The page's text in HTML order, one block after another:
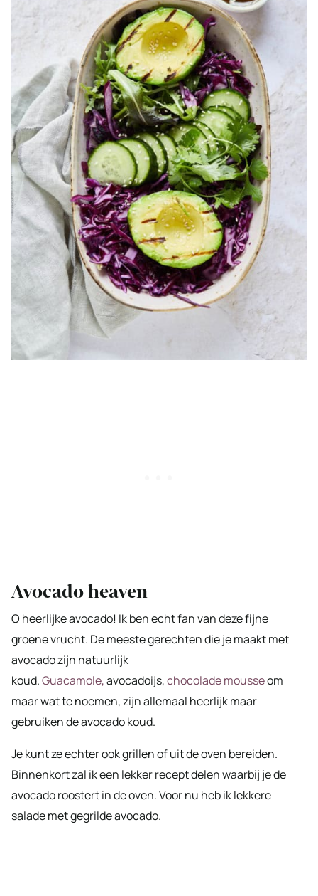
Avocado heaven
O heerlijke avocado! Ik ben echt fan van deze fijne
groene vrucht. De meeste gerechten die je maakt met
avocado zijn natuurlijk
koud.Guacamole,avocadoijs,chocolade mousseom
maar wat te noemen, zijn allemaal heerlijk maar
gebruiken de avocado koud.
Je kunt ze echter ook grillen of uit de oven bereiden.
Binnenkort zal ik een lekker recept delen waarbij je de
avocado roostert in de oven. Voor nu heb ik lekkere
salade met gegrilde avocado.